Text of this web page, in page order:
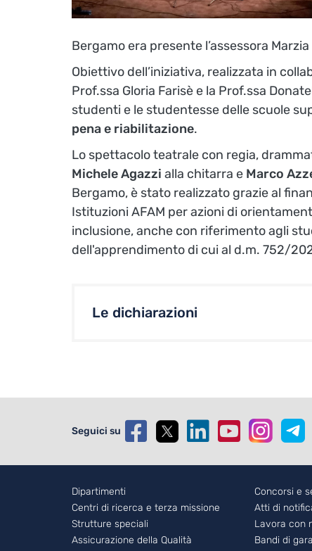
Bergamo era presente l’assessora
Obiettivo dell’iniziativa, realizzata in
Prof.ssa Gloria Farisè e la Prof.ssa
studenti e le studentesse delle scuole
pena e riabilitazione.
Lo spettacolo teatrale con regia,
Michele Agazzi alla chitarra e Marco
Bergamo, è stato realizzato grazie al
Istituzioni AFAM per azioni di
inclusione, anche con riferimento agli
dell'apprendimento di cui al d.m. 752/
Le dichiarazioni
Seguici su
Footer - 1
Dipartimenti
Centri di ricerca e terza missione
Strutture speciali
Assicurazione della Qualità
Concorsi e
Atti di
Lavora con
Bandi di gara